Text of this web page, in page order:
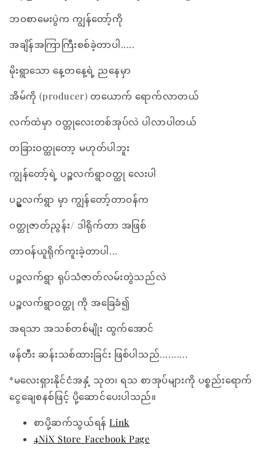
ဘဝစာမေးပွဲက ကျွန်တော့်ကို
အချိန်အကြာကြီးစစ်ခဲ့တာပါ.....
မိုးရွာသော နေ့တနေ့ရဲ့ ညနေမှာ
အိမ်ကို (producer) တယောက် ရောက်လာတယ်
လက်ထဲမှာ ဝတ္တုလေးတစ်အုပ်လဲ ပါလာပါတယ်
တခြားဝတ္ထုတော့ မဟုတ်ပါဘူး
ကျွန်တော့်ရဲ့ ပဉ္ဓလက်ရွာဝတ္ထု လေးပါ
ပဥ္ဓလက်ရွာ မှာ ကျွန်တော့်တာဝန်က
ဝတ္ထုဇာတ်ညွန်း/ ဒါရိုက်တာ အဖြစ်
တာဝန်ယူရိုက်ကူးခဲ့တာပါ...
ပဉ္ဓလက်ရွာ ရုပ်သံဇာတ်လမ်းတွဲသည်လဲ
ပဉ္ဓလက်ရွာဝတ္ထု ကို အခြေခံ၍
အရသာ အသစ်တစ်မျိုး ထွက်အောင်
ဖန်တီး ဆန်းသစ်ထားခြင်း ဖြစ်ပါသည်..........
*မလေးရှားနိုင်ငံအနှံ့ သုတ၊ ရသ စာအုပ်များကို ပစ္စည်းရောက်
ငွေချေစနစ်ဖြင့် ပို့ဆောင်ပေးပါသည်။
စာပို့ဆက်သွယ်ရန်Link
4NiX Store Facebook Page